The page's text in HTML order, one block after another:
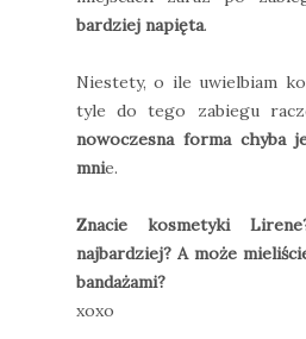
bardziej napięta.
Niestety, o ile uwielbiam
tyle do tego zabiegu
nowoczesna forma chyba
mnie.
Znacie kosmetyki
najbardziej? A może
bandażami?
xoxo